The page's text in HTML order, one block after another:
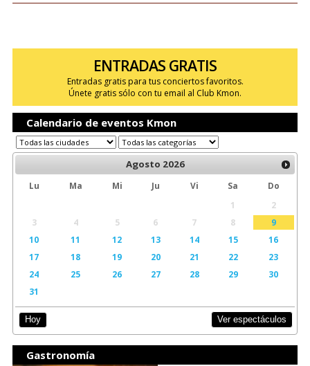
ENTRADAS GRATIS
Entradas gratis para tus conciertos favoritos.
Únete gratis sólo con tu email al Club Kmon.
Calendario de eventos Kmon
Agosto 2026
Lu Ma Mi Ju Vi Sa
Do
1
2
3
4 5 6 7 8
9
10
11 12 13 14 15
16
17
18 19 20 21 22
23
24
25 26 27 28 29
30
31
Hoy Ver espectáculos
Gastronomía